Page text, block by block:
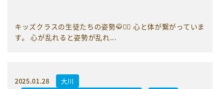
キッズクラスの生徒たちの姿勢🥋🙆‍♂️ 心と体が繋がっていま
す。 心が乱れると姿勢が乱れ...
2025.01.28
大川